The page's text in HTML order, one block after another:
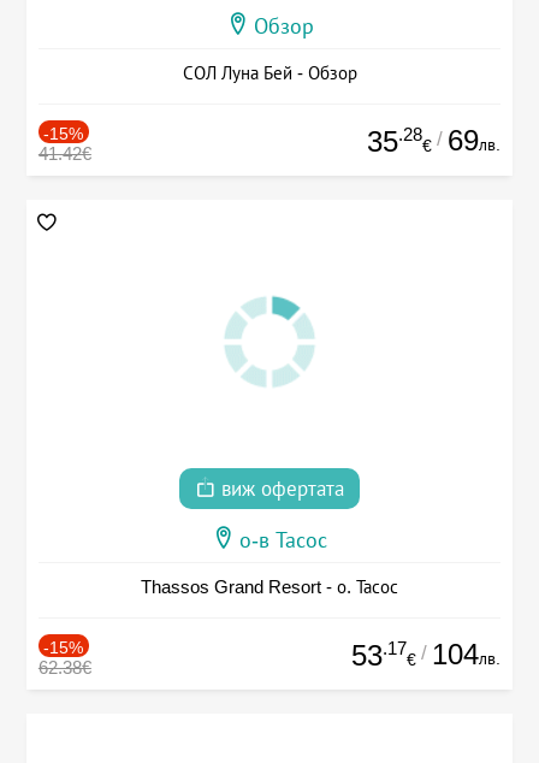
Обзор
СОЛ Луна Бей - Обзор
-15%
41.42€ 35.28
€ / 69лв.
виж офертата
о-в Тасос
Thassos Grand Resort - о. Тасос
-15%
62.38€ 53.17
€ / 104лв.